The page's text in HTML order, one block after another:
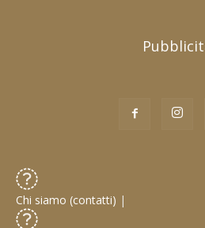
Chi siamo (contatti) |